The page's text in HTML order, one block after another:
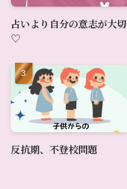
占いより自分の意志が大切
♡
反抗期、不登校問題